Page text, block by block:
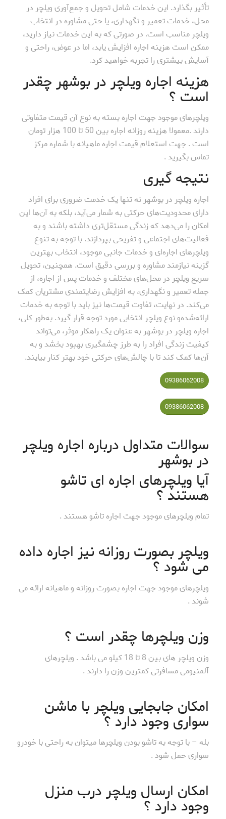
تأثیر بگذارد. این خدمات شامل تحویل و جمع‌آوری ویلچر در
محل، خدمات تعمیر و نگهداری، یا حتی مشاوره در انتخاب
ویلچر مناسب است. در صورتی که به این خدمات نیاز دارید،
ممکن است هزینه اجاره افزایش یابد، اما در عوض، راحتی و
آسایش بیشتری را تجربه خواهید کرد.
هزینه اجاره ویلچر در بوشهر چقدر
است ؟
ویلچرهای موجود جهت اجاره بسته به نوع آن قیمت متفاوتی
دارند .معمولا هزینه روزانه اجاره بین 50 تا 100 هزار تومان
است . جهت استعلام قیمت اجاره ماهیانه با شماره مرکز
تماس بگیرید .
نتیجه گیری
اجاره ویلچر در بوشهر نه تنها یک خدمت ضروری برای افراد
دارای محدودیت‌های حرکتی به شمار می‌آید، بلکه به آن‌ها این
امکان را می‌دهد که زندگی مستقل‌تری داشته باشند و به
فعالیت‌های اجتماعی و تفریحی بپردازند. با توجه به تنوع
ویلچرهای اجاره‌ای و خدمات جانبی موجود، انتخاب بهترین
گزینه نیازمند مشاوره و بررسی دقیق است. همچنین، تحویل
سریع ویلچر در محل‌های مختلف و خدمات پس از اجاره، از
جمله تعمیر و نگهداری، به افزایش رضایتمندی مشتریان کمک
می‌کند. در نهایت، تفاوت قیمت‌ها نیز باید با توجه به خدمات
ارائه‌شده‌و نوع ویلچر انتخابی مورد توجه قرار گیرد. به‌طور کلی،
اجاره ویلچر در بوشهر به عنوان یک راهکار موثر، می‌تواند
کیفیت زندگی افراد را به طرز چشمگیری بهبود بخشد و به
آن‌ها کمک کند تا با چالش‌های حرکتی خود بهتر کنار بیایند.
09386062008
09386062008
سوالات متداول درباره اجاره ویلچر
در بوشهر
آیا ویلچرهای اجاره ای تاشو
هستند ؟
تمام ویلچرهای موجود جهت اجاره تاشو هستند .
ویلچر بصورت روزانه نیز اجاره داده
می شود ؟
ویلچرهای موجود جهت اجاره بصورت روزانه و ماهیانه ارائه می
شوند .
وزن ویلچرها چقدر است ؟
وزن ویلچر های بین 8 تا 18 کیلو می باشد . ویلچرهای
آلمنیومی مسافرتی کمترین وزن را دارند .
امکان جابجایی ویلچر با ماشن
سواری وجود دارد ؟
بله – با توجه به تاشو بودن ویلچرها میتوان به راحتی با خودرو
سواری حمل شود .
امکان ارسال ویلچر درب منزل
وجود دارد ؟